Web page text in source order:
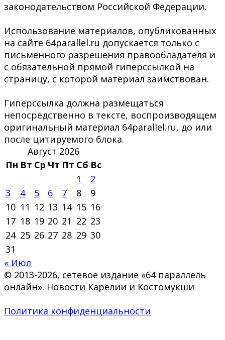
законодательством Российской Федерации.
Использование материалов, опубликованных
на сайте 64parallel.ru допускается только с
письменного разрешения правообладателя и
с обязательной прямой гиперссылкой на
страницу, с которой материал заимствован.
Гиперссылка должна размещаться
непосредственно в тексте, воспроизводящем
оригинальный материал 64parallel.ru, до или
после цитируемого блока.
Август 2026
Пн Вт Ср Чт Пт Сб Вс
1
2
3
4 5 6 7 8
9
10 11 12 13 14 15 16
17 18 19 20 21 22 23
24 25 26 27 28 29 30
31
« Июл
© 2013-2026, сетевое издание «64 параллель
онлайн». Новости Карелии и Костомукши
Политика конфиденциальности